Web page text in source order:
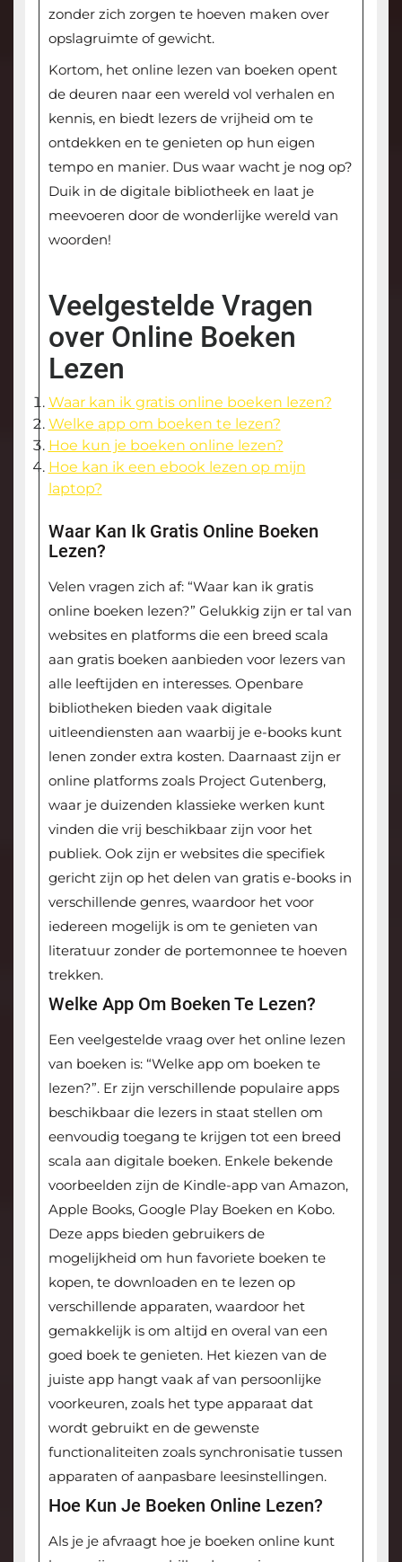
zonder zich zorgen te hoeven maken over
opslagruimte of gewicht.
Kortom, het online lezen van boeken opent
de deuren naar een wereld vol verhalen en
kennis, en biedt lezers de vrijheid om te
ontdekken en te genieten op hun eigen
tempo en manier. Dus waar wacht je nog op?
Duik in de digitale bibliotheek en laat je
meevoeren door de wonderlijke wereld van
woorden!
Veelgestelde Vragen
over Online Boeken
Lezen
Waar kan ik gratis online boeken lezen?
Welke app om boeken te lezen?
Hoe kun je boeken online lezen?
Hoe kan ik een ebook lezen op mijn
laptop?
Waar Kan Ik Gratis Online Boeken
Lezen?
Velen vragen zich af: “Waar kan ik gratis
online boeken lezen?” Gelukkig zijn er tal van
websites en platforms die een breed scala
aan gratis boeken aanbieden voor lezers van
alle leeftijden en interesses. Openbare
bibliotheken bieden vaak digitale
uitleendiensten aan waarbij je e-books kunt
lenen zonder extra kosten. Daarnaast zijn er
online platforms zoals Project Gutenberg,
waar je duizenden klassieke werken kunt
vinden die vrij beschikbaar zijn voor het
publiek. Ook zijn er websites die specifiek
gericht zijn op het delen van gratis e-books in
verschillende genres, waardoor het voor
iedereen mogelijk is om te genieten van
literatuur zonder de portemonnee te hoeven
trekken.
Welke App Om Boeken Te Lezen?
Een veelgestelde vraag over het online lezen
van boeken is: “Welke app om boeken te
lezen?”. Er zijn verschillende populaire apps
beschikbaar die lezers in staat stellen om
eenvoudig toegang te krijgen tot een breed
scala aan digitale boeken. Enkele bekende
voorbeelden zijn de Kindle-app van Amazon,
Apple Books, Google Play Boeken en Kobo.
Deze apps bieden gebruikers de
mogelijkheid om hun favoriete boeken te
kopen, te downloaden en te lezen op
verschillende apparaten, waardoor het
gemakkelijk is om altijd en overal van een
goed boek te genieten. Het kiezen van de
juiste app hangt vaak af van persoonlijke
voorkeuren, zoals het type apparaat dat
wordt gebruikt en de gewenste
functionaliteiten zoals synchronisatie tussen
apparaten of aanpasbare leesinstellingen.
Hoe Kun Je Boeken Online Lezen?
Als je je afvraagt hoe je boeken online kunt